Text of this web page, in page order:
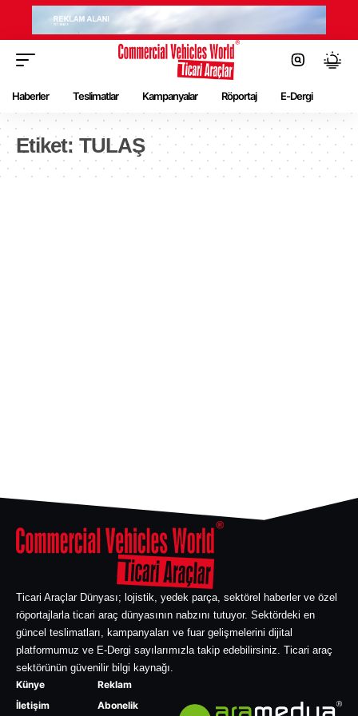
Haberler Teslimatlar Kampanyalar Röportaj E-Dergi
Etiket: TULAŞ
Ticari Araçlar Dünyası; lojistik, yedek parça, sektörel haberler ve özel
röportajlarla ticari araç dünyasının nabzını tutuyor. Sektördeki en
güncel teslimatları, kampanyaları ve fuar gelişmelerini dijital
platformumuz ve E-Dergi sayılarımızla takip edebilirsiniz. Ticari araç
sektörünün güvenilir bilgi kaynağı.
Künye
İletişim
Reklam
Abonelik